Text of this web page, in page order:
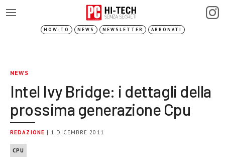
HOW-TO NEWS NEWSLETTER ABBONATI
NEWS
Intel Ivy Bridge: i dettagli della
prossima generazione Cpu
REDAZIONE | 1 DICEMBRE 2011
CPU